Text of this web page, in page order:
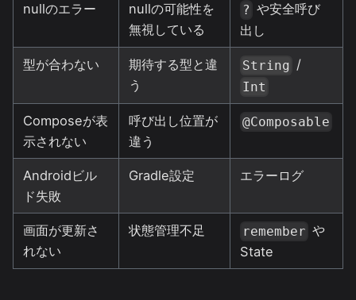
nullのエラー
nullの可能性を
無視している
? や安全呼び
出し
型が合わない
期待する型と違
う
String /
Int
Composeが表
示されない
呼び出し位置が
違う
@Composable
Androidビル
ド失敗
Gradle設定 エラーログ
画面が更新さ
れない
状態管理不足 remember や
State